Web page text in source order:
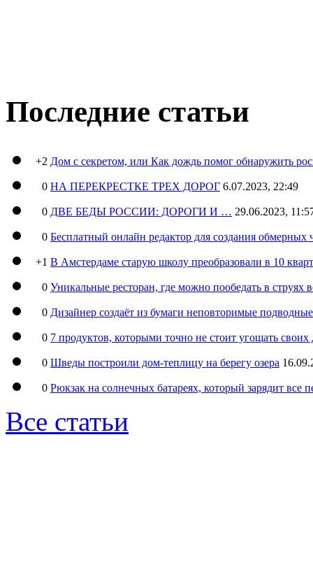
Последние статьи
+2 Дом с секретом, или Как дождь помог обнаружить
0 НА ПЕРЕКРЕСТКЕ ТРЕХ ДОРОГ 6.07.2023, 22:49
0 ДВЕ БЕДЫ РОССИИ: ДОРОГИ И … 29.06.2023,
0 Бесплатный онлайн редактор для создания обмерных
+1 В Амстердаме старую школу преобразовали в 10
0 Уникальные ресторан, где можно пообедать в струях
0 Дизайнер создаёт из бумаги неповторимые
0 7 продуктов, которыми точно не стоит угощать
0 Шведы построили дом-теплицу на берегу озера
0 Рюкзак на солнечных батареях, который зарядит все
Все статьи